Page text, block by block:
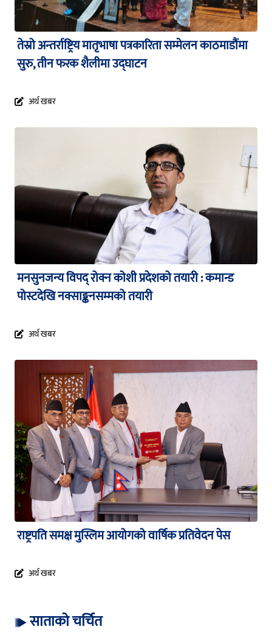
तेस्रो अन्तर्राष्ट्रिय मातृभाषा पत्रकारिता सम्मेलन काठमाडौंमा
सुरु, तीन फरक शैलीमा उद्घाटन
अर्थ खबर
मनसुनजन्य विपद् रोक्न कोशी प्रदेशको तयारी : कमान्ड
पोस्टदेखि नक्साङ्कनसम्मको तयारी
अर्थ खबर
राष्ट्रपति समक्ष मुस्लिम आयोगको वार्षिक प्रतिवेदन पेस
अर्थ खबर
साताको चर्चित